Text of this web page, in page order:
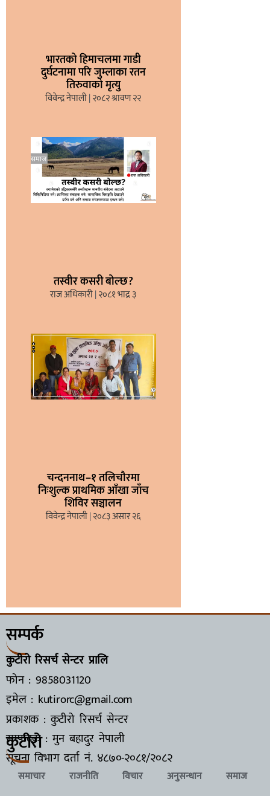
भारतको हिमाचलमा गाडी
दुर्घटनामा परि जुम्लाका रतन
तिरुवाको मृत्यु
विवेन्द्र नेपाली २०८२ श्रावण २२
तस्वीर कसरी बोल्छ?
राज अधिकारी २०८१ भाद्र ३
चन्दननाथ–१ तलिचौरमा
निःशुल्क प्राथमिक आँखा जाँच
शिविर सञ्चालन
विवेन्द्र नेपाली २०८३ असार २६
सम्पर्क
कुटीरो रिसर्च सेन्टर प्रालि
फोन : 9858031120
इमेल : kutirorc@gmail.com
प्रकाशक : कुटीरो रिसर्च सेन्टर
सम्पादक : मुन बहादुर नेपाली
सूचना विभाग दर्ता नं. ४८७०-२०८१/२०८२
कुटीरो
समाचार राजनीति विचार अनुसन्धान
समाज